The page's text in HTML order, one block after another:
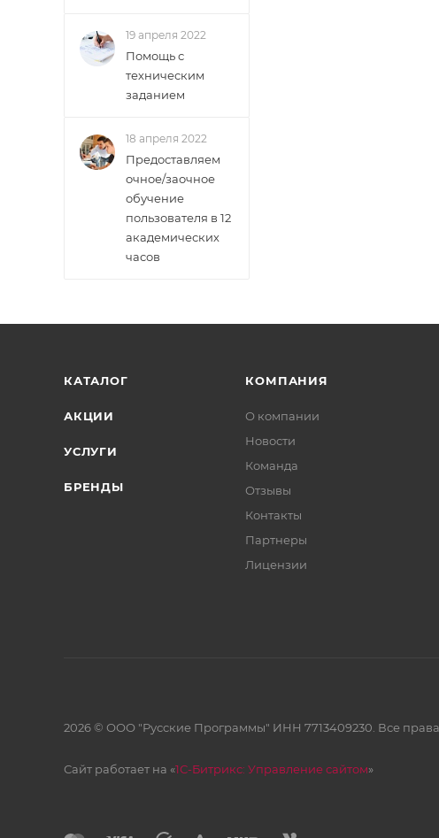
19 апреля 2022
Помощь с
техническим
заданием
18 апреля 2022
Предоставляем
очное/заочное
обучение
пользователя в 12
академических
часов
КАТАЛОГ
АКЦИИ
УСЛУГИ
БРЕНДЫ
КОМПАНИЯ
О компании
Новости
Команда
Отзывы
Контакты
Партнеры
Лицензии
2026 © ООО "Русские Программы" ИНН 7713409230. Все
Сайт работает на «1С-Битрикс: Управление сайтом»